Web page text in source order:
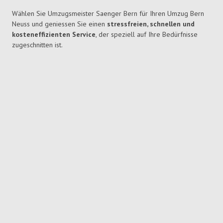
Wählen Sie Umzugsmeister Saenger Bern für Ihren Umzug Bern
Neuss und geniessen Sie einen stressfreien, schnellen und
kosteneffizienten Service, der speziell auf Ihre Bedürfnisse
zugeschnitten ist.